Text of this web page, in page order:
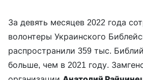
За девять месяцев 2022 года
волонтеры Украинского
распространили 359 тыс.
больше, чем в 2021 году.